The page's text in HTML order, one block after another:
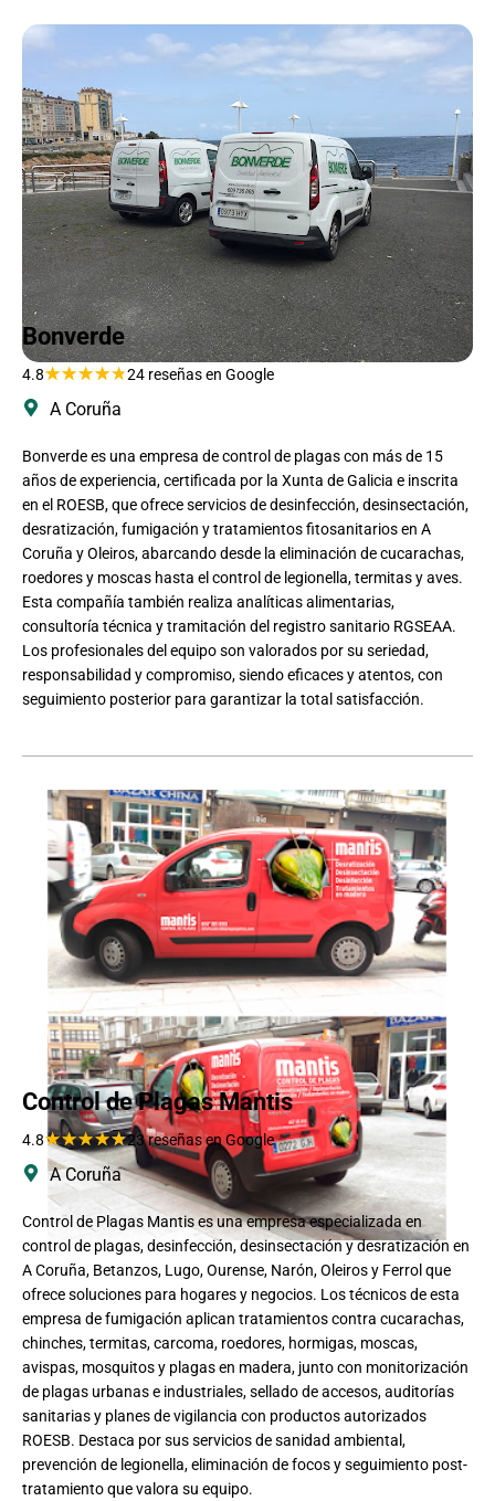
Bonverde
4.8★★★★★24 reseñas en Google
A Coruña
Bonverde es una empresa de control de plagas con más de 15
años de experiencia, certificada por la Xunta de Galicia e inscrita
en el ROESB, que ofrece servicios de desinfección, desinsectación,
desratización, fumigación y tratamientos fitosanitarios en A
Coruña y Oleiros, abarcando desde la eliminación de cucarachas,
roedores y moscas hasta el control de legionella, termitas y aves.
Esta compañía también realiza analíticas alimentarias,
consultoría técnica y tramitación del registro sanitario RGSEAA.
Los profesionales del equipo son valorados por su seriedad,
responsabilidad y compromiso, siendo eficaces y atentos, con
seguimiento posterior para garantizar la total satisfacción.
Control de Plagas Mantis
4.8★★★★★23 reseñas en Google
A Coruña
Control de Plagas Mantis es una empresa especializada en
control de plagas, desinfección, desinsectación y desratización en
A Coruña, Betanzos, Lugo, Ourense, Narón, Oleiros y Ferrol que
ofrece soluciones para hogares y negocios. Los técnicos de esta
empresa de fumigación aplican tratamientos contra cucarachas,
chinches, termitas, carcoma, roedores, hormigas, moscas,
avispas, mosquitos y plagas en madera, junto con monitorización
de plagas urbanas e industriales, sellado de accesos, auditorías
sanitarias y planes de vigilancia con productos autorizados
ROESB. Destaca por sus servicios de sanidad ambiental,
prevención de legionella, eliminación de focos y seguimiento post-
tratamiento que valora su equipo.